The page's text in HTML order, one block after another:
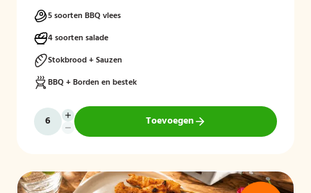
5 soorten BBQ vlees
4 soorten salade
Stokbrood + Sauzen
BBQ + Borden en bestek
Toevoegen